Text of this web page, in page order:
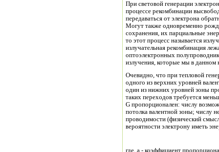
При световой генерации
процессе рекомбинации
передаваться от электрона
Могут также одновременно
сохранения, их парциальные
то этот процесс называется
излучательная рекомбинация
оптоэлектронных
излучения, которые мы в данном
Очевидно, что при тепловой
одного из верхних уровней
один из нижних уровней зоны
таких переходов требуется
G пропорционален: числу
потолка валентной зоны; числу
проводимости (физический
вероятности электрону иметь
где, a - коэффициент